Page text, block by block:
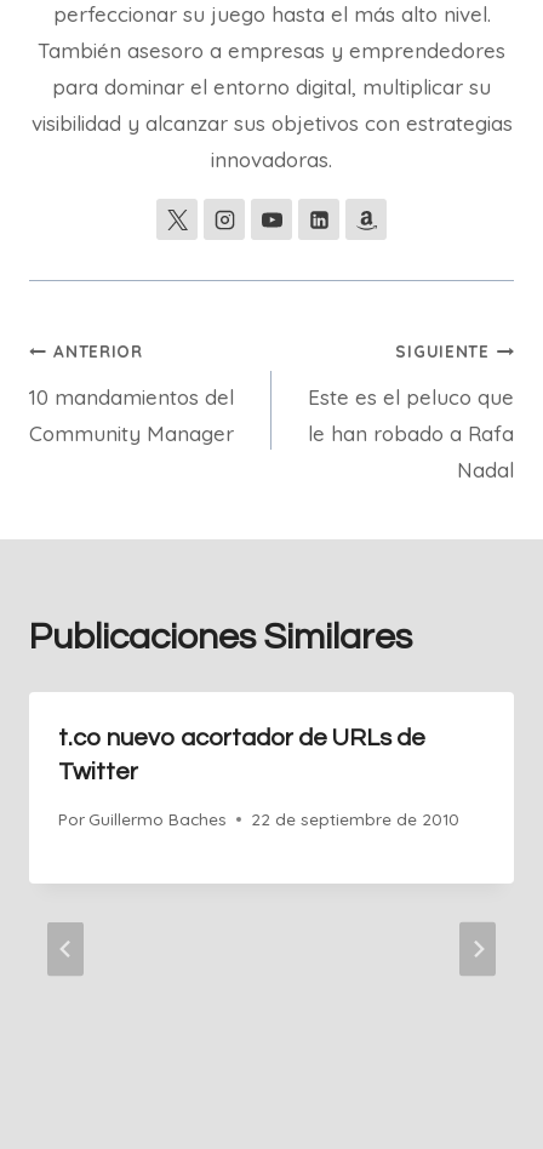
perfeccionar su juego hasta el más alto nivel.
También asesoro a empresas y emprendedores
para dominar el entorno digital, multiplicar su
visibilidad y alcanzar sus objetivos con estrategias
innovadoras.
Navegación
de
entradas
ANTERIOR
10 mandamientos del
Community Manager
SIGUIENTE
Este es el peluco que
le han robado a Rafa
Nadal
Publicaciones Similares
t.co nuevo acortador de URLs de
Twitter
Por Guillermo Baches 22 de septiembre de 2010